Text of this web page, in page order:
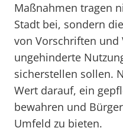
Maßnahmen tragen
Stadt bei, sondern
von Vorschriften und
ungehinderte
sicherstellen sollen.
Wert darauf, ein
bewahren und
Umfeld zu bieten.